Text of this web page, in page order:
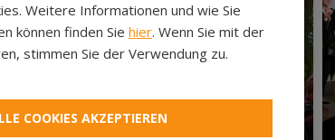
Veranstaltungen
Weitere Informationen und wie Sie
können finden Sie hier. Wenn Sie mit der
stimmen Sie der Verwendung zu.
COOKIES AKZEPTIEREN